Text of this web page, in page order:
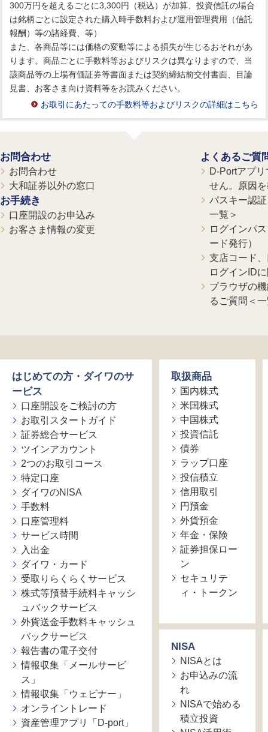
300万円を超えるごとに3,300円（税込）が加算、投資信託の場合
は銘柄ごとに設定された購入時手数料および運用管理費用（信託
報酬）等の諸経費、等）
また、各商品等には価格の変動等による損失が生じるおそれがあ
ります。商品ごとに手数料等およびリスクは異なりますので、当
該商品等の上場有価証券等書面または契約締結前交付書面、目論
見書、お客さま向け資料等をお読みください。
お取引にあたっての手数料等およびリスクの詳細はこちら
お問合わせ
お問合わせ
大和証券以外の窓口
お手続き
口座開設のお申込み
お客さま情報の変更
よくあるご質
D-Portアプ
せん。原因
パスキー認
一覧＞
ログインパ
ード発行）
支店コード
ログインID
ブラウザの
るご質問＜
はじめての方・ダイワのサ
ービス
口座開設をご検討の方
お取引スタートガイド
証券総合サービス
ツインアカウント
2つのお取引コース
特定口座
ダイワのNISA
手数料
口座管理料
サービス時間
入出金
ダイワ・カード
受取りらくらくサービス
株式等預替手続料キャッシ
ュバックサービス
外貨送金手数料キャッシュ
バックサービス
報告書の電子交付
情報収集「メールサービ
ス」
情報収集「ウェビナー」
オンライントレード
資産管理アプリ「D-port」
取扱商品
国内株式
米国株式
中国株式
投資信託
債券
ラップ口座
投信積立
信用取引
円預金
外貨預金
年金・保険
証券担保ロー
ン
セキュリテ
ィ・トークン
NISA
NISAとは
お申込みの流
れ
NISAで始める
積立投資